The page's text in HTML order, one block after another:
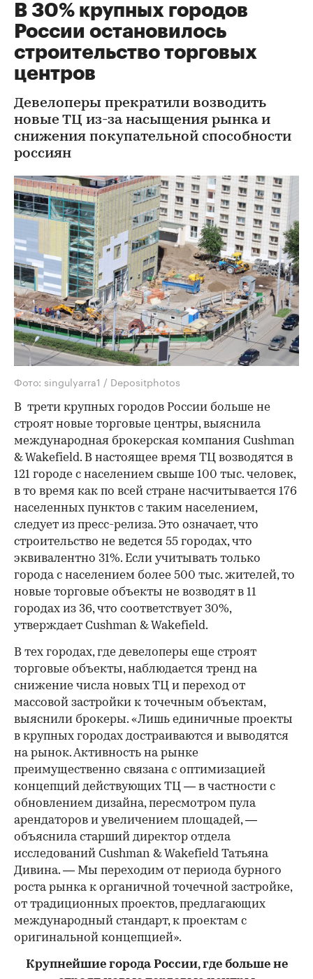
В 30% крупных городов
России остановилось
строительство торговых
центров
Девелоперы прекратили возводить
новые ТЦ из-за насыщения рынка и
снижения покупательной способности
россиян
Фото: singulyarra1 / Depositphotos
В трети крупных городов России больше не
строят новые торговые центры, выяснила
международная брокерская компания Cushman
& Wakefield. В настоящее время ТЦ возводятся в
121 городе с населением свыше 100 тыс. человек,
в то время как по всей стране насчитывается 176
населенных пунктов с таким населением,
следует из пресс-релиза. Это означает, что
строительство не ведется 55 городах, что
эквивалентно 31%. Если учитывать только
города с населением более 500 тыс. жителей, то
новые торговые объекты не возводят в 11
городах из 36, что соответствует 30%,
утверждает Cushman & Wakefield.
В тех городах, где девелоперы еще строят
торговые объекты, наблюдается тренд на
снижение числа новых ТЦ и переход от
массовой застройки к точечным объектам,
выяснили брокеры. «Лишь единичные проекты
в крупных городах достраиваются и выводятся
на рынок. Активность на рынке
преимущественно связана с оптимизацией
концепций действующих ТЦ — в частности с
обновлением дизайна, пересмотром пула
арендаторов и увеличением площадей, —
объяснила старший директор отдела
исследований Cushman & Wakefield Татьяна
Дивина. — Мы переходим от периода бурного
роста рынка к органичной точечной застройке,
от традиционных проектов, предлагающих
международный стандарт, к проектам с
оригинальной концепцией».
Крупнейшие города России, где больше не